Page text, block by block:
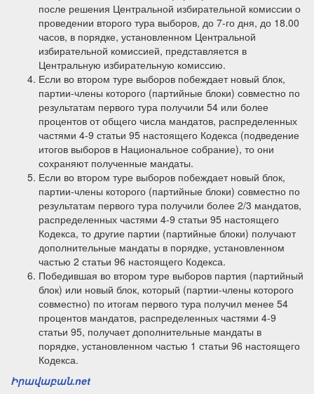
после решения Центральной избирательной комиссии о
проведении второго тура выборов, до 7-го дня, до 18.00
часов, в порядке, установленном Центральной
избирательной комиссией, представляется в
Центральную избирательную комиссию.
Если во втором туре выборов побеждает новый блок,
партии-члены которого (партийные блоки) совместно по
результатам первого тура получили 54 или более
процентов от общего числа мандатов, распределенных
частями 4-9 статьи 95 настоящего Кодекса (подведение
итогов выборов в Национальное собрание), то они
сохраняют полученные мандаты.
Если во втором туре выборов побеждает новый блок,
партии-члены которого (партийные блоки) совместно по
результатам первого тура получили более 2/3 мандатов,
распределенных частями 4-9 статьи 95 настоящего
Кодекса, то другие партии (партийные блоки) получают
дополнительные мандаты в порядке, установленном
частью 2 статьи 96 настоящего Кодекса.
Победившая во втором туре выборов партия (партийный
блок) или новый блок, который (партии-члены которого
совместно) по итогам первого тура получил менее 54
процентов мандатов, распределенных частями 4-9
статьи 95, получает дополнительные мандаты в
порядке, установленном частью 1 статьи 96 настоящего
Кодекса.
Իրավաբան.net